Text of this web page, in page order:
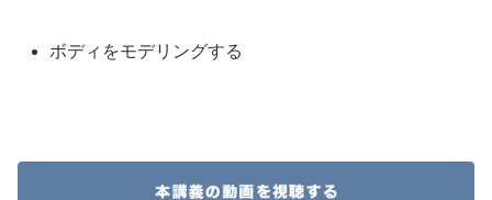
ボディをモデリングする